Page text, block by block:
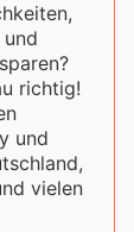
richtig!
und
vielen